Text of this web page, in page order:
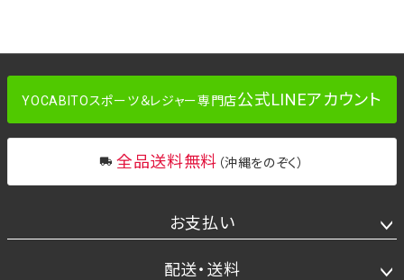
YOCABITOスポーツ＆レジャー専門店公式LINEアカウント
全品送料無料 （沖縄をのぞく）
お支払い
配送・送料